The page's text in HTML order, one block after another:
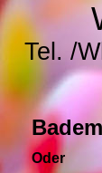
Tel. /
Oder